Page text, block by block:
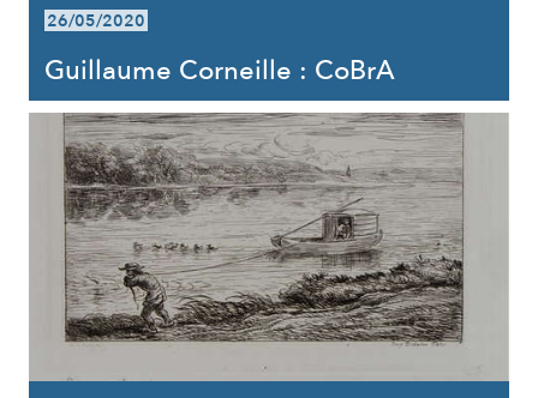
26/05/2020
Guillaume Corneille : CoBrA